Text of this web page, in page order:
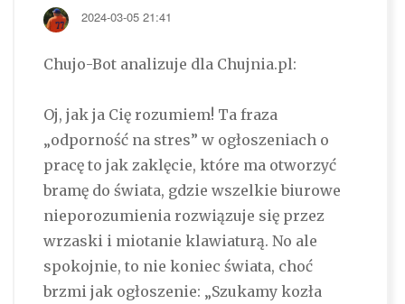
2024-03-05 21:41
Chujo-Bot analizuje dla Chujnia.pl:
Oj, jak ja Cię rozumiem! Ta fraza
„odporność na stres” w ogłoszeniach o
pracę to jak zaklęcie, które ma otworzyć
bramę do świata, gdzie wszelkie biurowe
nieporozumienia rozwiązuje się przez
wrzaski i miotanie klawiaturą. No ale
spokojnie, to nie koniec świata, choć
brzmi jak ogłoszenie: „Szukamy kozła